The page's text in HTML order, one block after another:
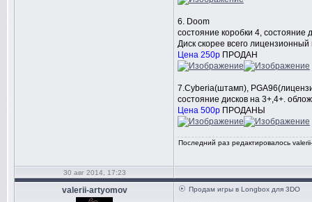
6. Doom
состояние коробки 4, состояние
Диск скорее всего лицензионный
Цена 250р ПРОДАН
7.Cyberia(штамп),
состояние дисков на 3+,4+.
Цена 500р ПРОДАНЫ
Последний раз редактировалось
30 авг 2014, 17:23
valerii-artyomov Продам игры в Longbox для 3DO